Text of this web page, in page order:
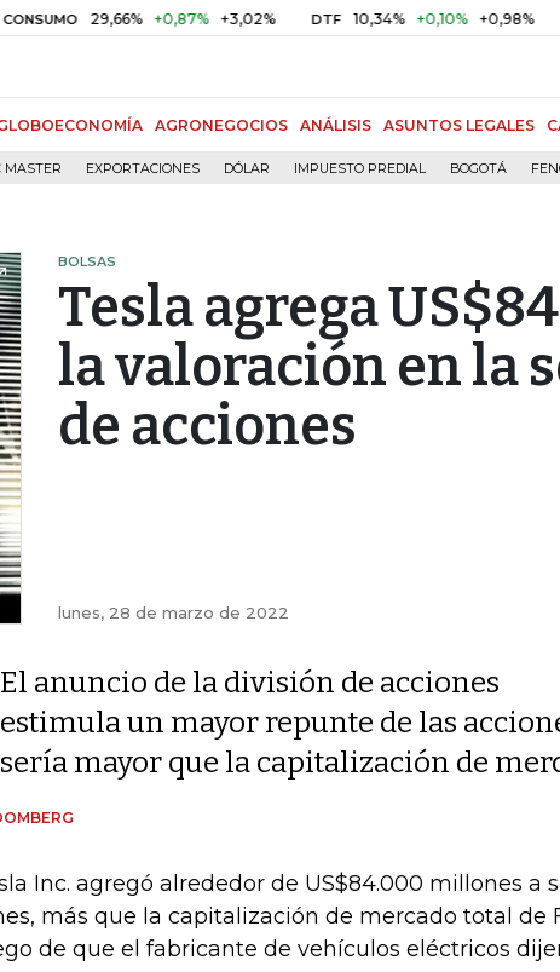
29,66% +0,87% +3,02% DTF 10,34% +0,10% +0,98% UVR
AGRONEGOCIOS ANÁLISIS ASUNTOS LEGALES
MASTER EXPORTACIONES DÓLAR IMPUESTO PREDIAL BOGOTÁ
BOLSAS
Tesla agrega
la valoración en la
de acciones
lunes, 28 de marzo de 2022
El anuncio de la división de acciones
estimula un mayor repunte de las
sería mayor que la capitalización de
Inc. agregó alrededor de US$84.000 millones a
más que la capitalización de mercado total de
de que el fabricante de vehículos eléctricos